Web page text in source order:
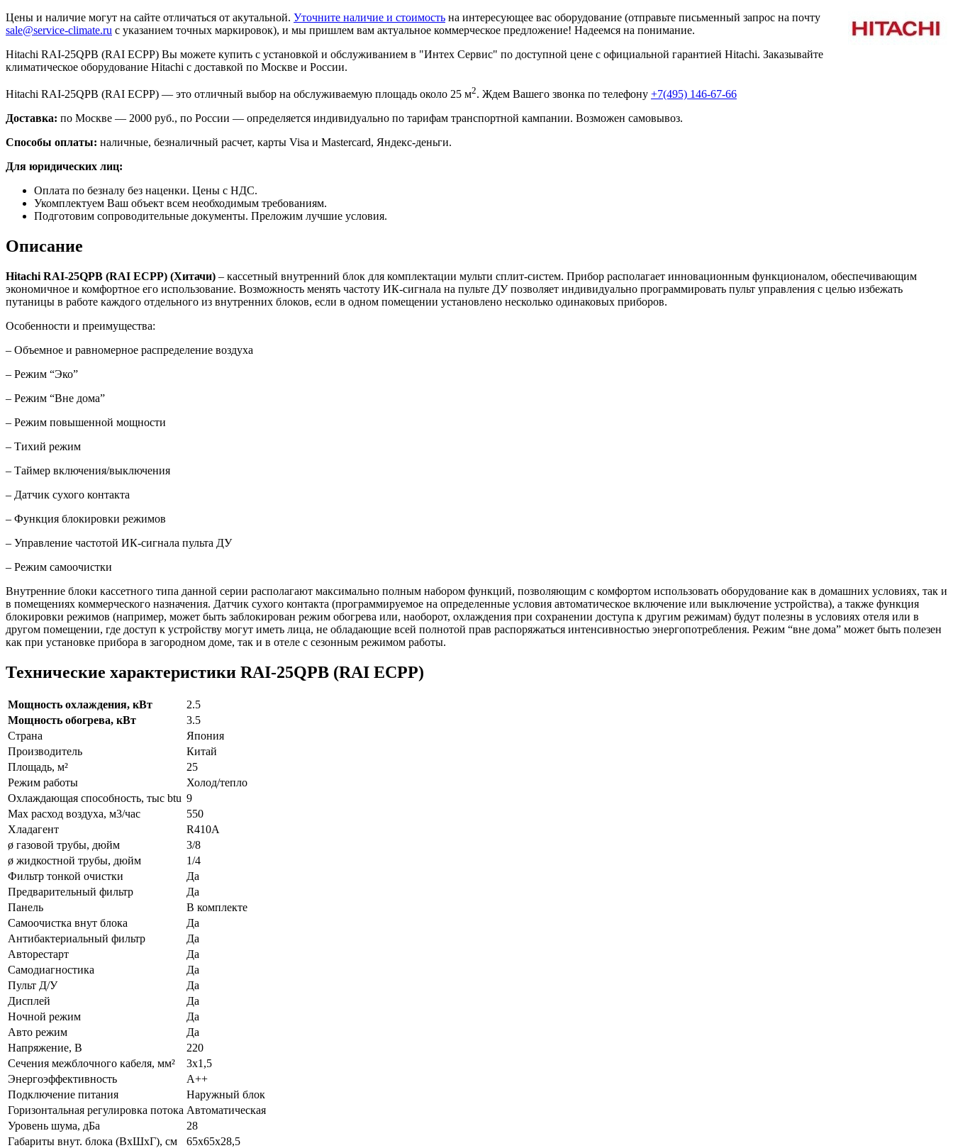
Цены и наличие могут на сайте отличаться от акутальной. Уточните наличие и стоимость на интересующее вас оборудование (отправьте письменный запрос на почту
sale@service-climate.ru с указанием точных маркировок), и мы пришлем вам актуальное коммерческое предложение! Надеемся на понимание.
Hitachi RAI-25QPB (RAI ECPP) Вы можете купить с установкой и обслуживанием в "Интех Сервис" по доступной цене с официальной гарантией Hitachi. Заказывайте
климатическое оборудование Hitachi с доставкой по Москве и России.
Hitachi RAI-25QPB (RAI ECPP) — это отличный выбор на обслуживаемую площадь около 25 м2. Ждем Вашего звонка по телефону +7(495) 146-67-66
Доставка: по Москве — 2000 руб., по России — определяется индивидуально по тарифам транспортной кампании. Возможен самовывоз.
Способы оплаты: наличные, безналичный расчет, карты Visa и Mastercard, Яндекс-деньги.
Для юридических лиц:
Оплата по безналу без наценки. Цены с НДС.
Укомплектуем Ваш объект всем необходимым требованиям.
Подготовим сопроводительные документы. Преложим лучшие условия.
Описание
Hitachi RAI-25QPB (RAI ECPP) (Хитачи) – кассетный внутренний блок для комплектации мульти сплит-систем. Прибор располагает инновационным функционалом, обеспечивающим
экономичное и комфортное его использование. Возможность менять частоту ИК-сигнала на пульте ДУ позволяет индивидуально программировать пульт управления с целью избежать
путаницы в работе каждого отдельного из внутренних блоков, если в одном помещении установлено несколько одинаковых приборов.
Особенности и преимущества:
– Объемное и равномерное распределение воздуха
– Режим “Эко”
– Режим “Вне дома”
– Режим повышенной мощности
– Тихий режим
– Таймер включения/выключения
– Датчик сухого контакта
– Функция блокировки режимов
– Управление частотой ИК-сигнала пульта ДУ
– Режим самоочистки
Внутренние блоки кассетного типа данной серии располагают максимально полным набором функций, позволяющим с комфортом использовать оборудование как в домашних условиях, так и
в помещениях коммерческого назначения. Датчик сухого контакта (программируемое на определенные условия автоматическое включение или выключение устройства), а также функция
блокировки режимов (например, может быть заблокирован режим обогрева или, наоборот, охлаждения при сохранении доступа к другим режимам) будут полезны в условиях отеля или в
другом помещении, где доступ к устройству могут иметь лица, не обладающие всей полнотой прав распоряжаться интенсивностью энергопотребления. Режим “вне дома” может быть полезен
как при установке прибора в загородном доме, так и в отеле с сезонным режимом работы.
Технические характеристики RAI-25QPB (RAI ECPP)
Мощность охлаждения, кВт
2.5
Мощность обогрева, кВт
3.5
Страна
Япония
Производитель
Китай
Площадь, м²
25
Режим работы
Холод/тепло
Охлаждающая способность, тыс btu 9
Max расход воздуха, м3/час
550
Хладагент
R410A
ø газовой трубы, дюйм
3/8
ø жидкостной трубы, дюйм
1/4
Фильтр тонкой очистки
Да
Предварительный фильтр
Да
Панель
В комплекте
Самоочистка внут блока
Да
Антибактериальный фильтр
Да
Авторестарт
Да
Самодиагностика
Да
Пульт Д/У
Да
Дисплей
Да
Ночной режим
Да
Авто режим
Да
Напряжение, В
220
Сечения межблочного кабеля, мм²
3х1,5
Энергоэффективность
A++
Подключение питания
Наружный блок
Горизонтальная регулировка потока Автоматическая
Уровень шума, дБа
28
Габариты внут. блока (ВхШхГ), см
65х65х28,5